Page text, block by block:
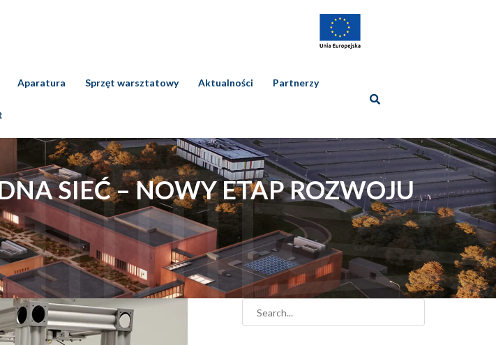
Aparatura Sprzęt warsztatowy Aktualności Partnerzy
SIEĆ – NOWY ETAP ROZWOJU